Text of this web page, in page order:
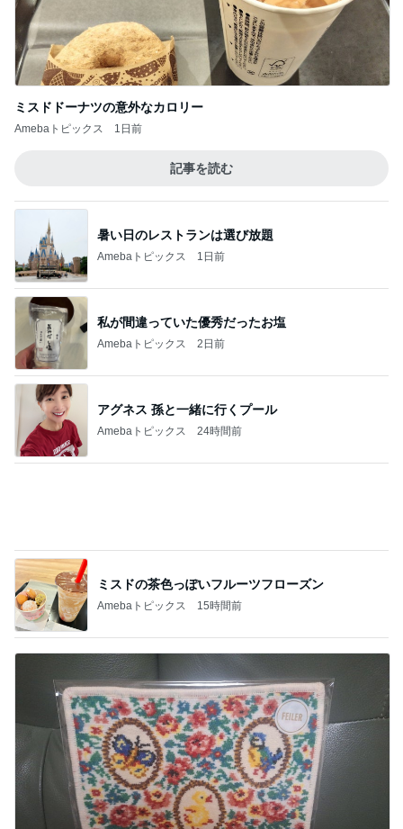
暑い日のレストランは選び放題
Amebaトピックス 1日前
Amebaトピックス 2日前
アグネス 孫と一緒に行くプール
Amebaトピックス 24時間前
ミスドの茶色っぽいフルーツフローズン
Amebaトピックス 15時間前
購入制限でGETしたWeb限定ハンカチ
Amebaトピックス 1日前
記事を読む
渡すために頂いたオムツとお菓子